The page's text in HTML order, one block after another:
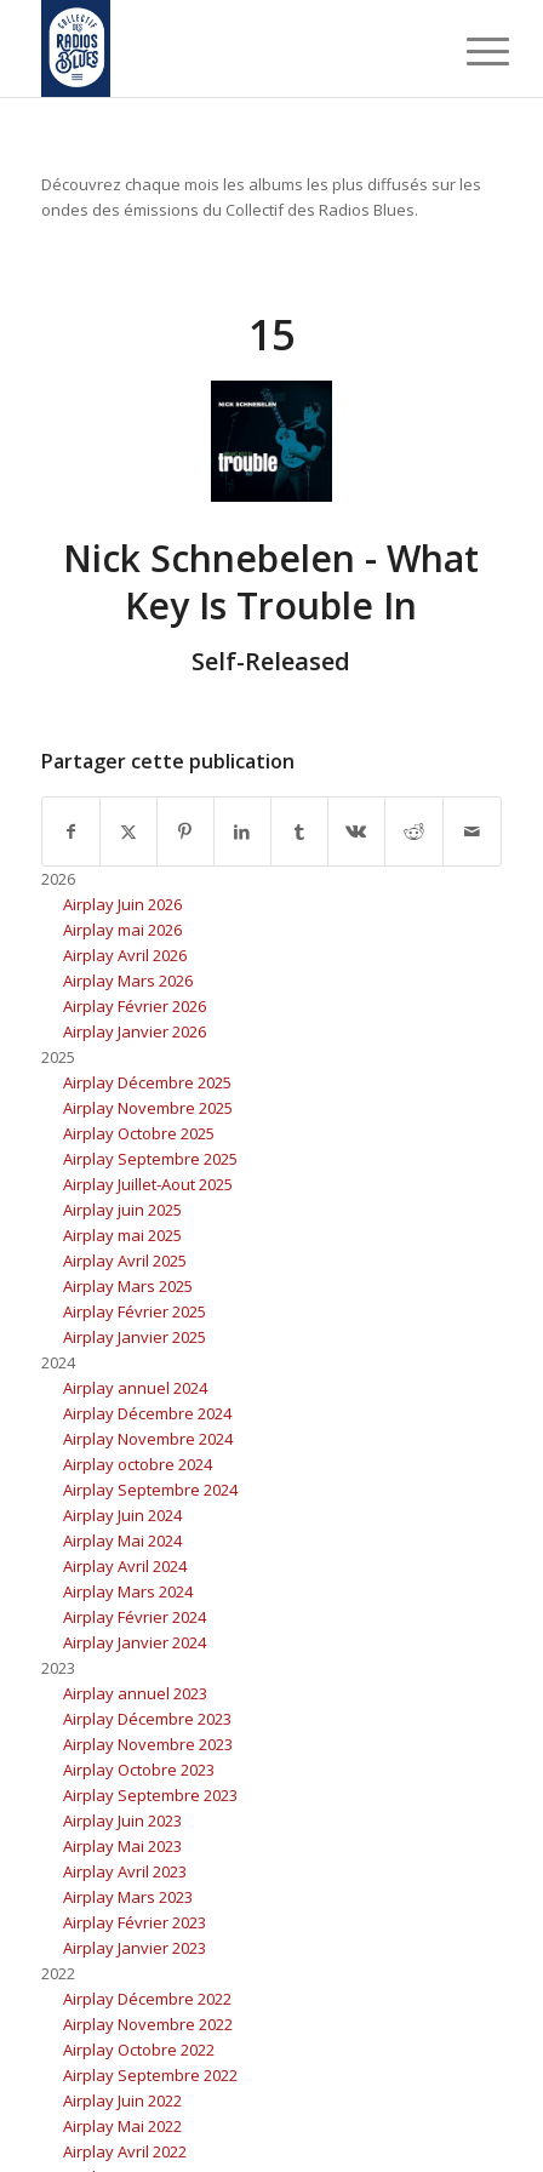
Découvrez chaque mois les albums les plus diffusés sur les
ondes des émissions du Collectif des Radios Blues.
15
Nick Schnebelen - What
Key Is Trouble In
Self-Released
Partager cette publication
2026
Airplay Juin 2026
Airplay mai 2026
Airplay Avril 2026
Airplay Mars 2026
Airplay Février 2026
Airplay Janvier 2026
2025
Airplay Décembre 2025
Airplay Novembre 2025
Airplay Octobre 2025
Airplay Septembre 2025
Airplay Juillet-Aout 2025
Airplay juin 2025
Airplay mai 2025
Airplay Avril 2025
Airplay Mars 2025
Airplay Février 2025
Airplay Janvier 2025
2024
Airplay annuel 2024
Airplay Décembre 2024
Airplay Novembre 2024
Airplay octobre 2024
Airplay Septembre 2024
Airplay Juin 2024
Airplay Mai 2024
Airplay Avril 2024
Airplay Mars 2024
Airplay Février 2024
Airplay Janvier 2024
2023
Airplay annuel 2023
Airplay Décembre 2023
Airplay Novembre 2023
Airplay Octobre 2023
Airplay Septembre 2023
Airplay Juin 2023
Airplay Mai 2023
Airplay Avril 2023
Airplay Mars 2023
Airplay Février 2023
Airplay Janvier 2023
2022
Airplay Décembre 2022
Airplay Novembre 2022
Airplay Octobre 2022
Airplay Septembre 2022
Airplay Juin 2022
Airplay Mai 2022
Airplay Avril 2022